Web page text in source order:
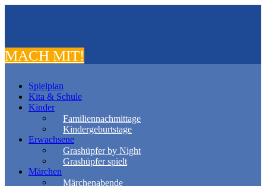
MACH MIT!
Spielplan
Kita & Schule
Kinder
Familiennachmittage
Kindergeburtstage
Erwachsene
Grashüpfer by Night
Grashüpfer spielt
Märchen
Märchenabende